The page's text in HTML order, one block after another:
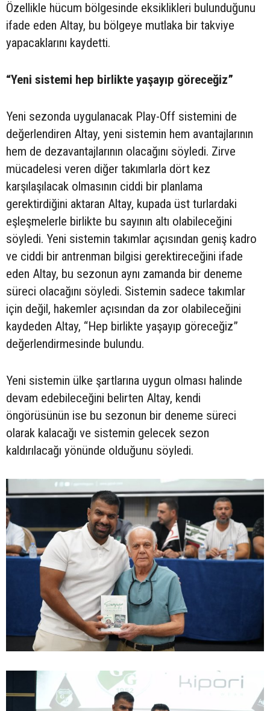
Özellikle hücum bölgesinde eksiklikleri bulunduğunu
ifade eden Altay, bu bölgeye mutlaka bir takviye
yapacaklarını kaydetti.
“Yeni sistemi hep birlikte yaşayıp göreceğiz”
Yeni sezonda uygulanacak Play-Off sistemini de
değerlendiren Altay, yeni sistemin hem avantajlarının
hem de dezavantajlarının olacağını söyledi. Zirve
mücadelesi veren diğer takımlarla dört kez
karşılaşılacak olmasının ciddi bir planlama
gerektirdiğini aktaran Altay, kupada üst turlardaki
eşleşmelerle birlikte bu sayının altı olabileceğini
söyledi. Yeni sistemin takımlar açısından geniş kadro
ve ciddi bir antrenman bilgisi gerektireceğini ifade
eden Altay, bu sezonun aynı zamanda bir deneme
süreci olacağını söyledi. Sistemin sadece takımlar
için değil, hakemler açısından da zor olabileceğini
kaydeden Altay, “Hep birlikte yaşayıp göreceğiz”
değerlendirmesinde bulundu.
Yeni sistemin ülke şartlarına uygun olması halinde
devam edebileceğini belirten Altay, kendi
öngörüsünün ise bu sezonun bir deneme süreci
olarak kalacağı ve sistemin gelecek sezon
kaldırılacağı yönünde olduğunu söyledi.